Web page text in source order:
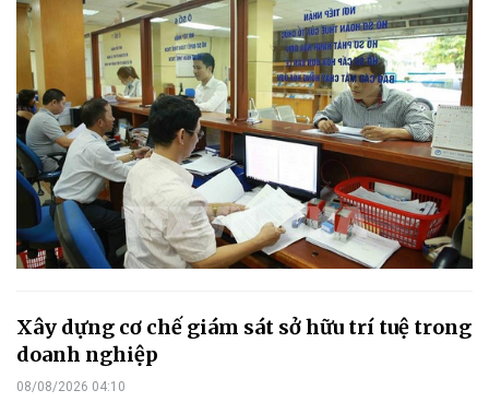
Xây dựng cơ chế giám sát sở hữu trí tuệ trong
doanh nghiệp
08/08/2026 04:10